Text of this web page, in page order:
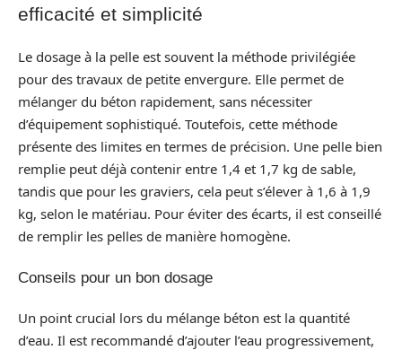
efficacité et simplicité
Le dosage à la pelle est souvent la méthode privilégiée
pour des travaux de petite envergure. Elle permet de
mélanger du béton rapidement, sans nécessiter
d’équipement sophistiqué. Toutefois, cette méthode
présente des limites en termes de précision. Une pelle bien
remplie peut déjà contenir entre 1,4 et 1,7 kg de sable,
tandis que pour les graviers, cela peut s’élever à 1,6 à 1,9
kg, selon le matériau. Pour éviter des écarts, il est conseillé
de remplir les pelles de manière homogène.
Conseils pour un bon dosage
Un point crucial lors du mélange béton est la quantité
d’eau. Il est recommandé d’ajouter l’eau progressivement,